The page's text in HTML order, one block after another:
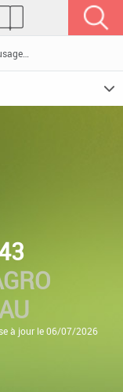
à jour le 06/07/2026